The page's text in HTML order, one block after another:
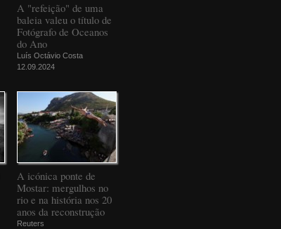
A "refeição" de uma
baleia valeu o título de
Fotógrafo de Oceanos
do Ano
Luís Octávio Costa
12.09.2024
A icónica ponte de
Mostar: mergulhos no
rio e na história nos 20
anos da reconstrução
Reuters